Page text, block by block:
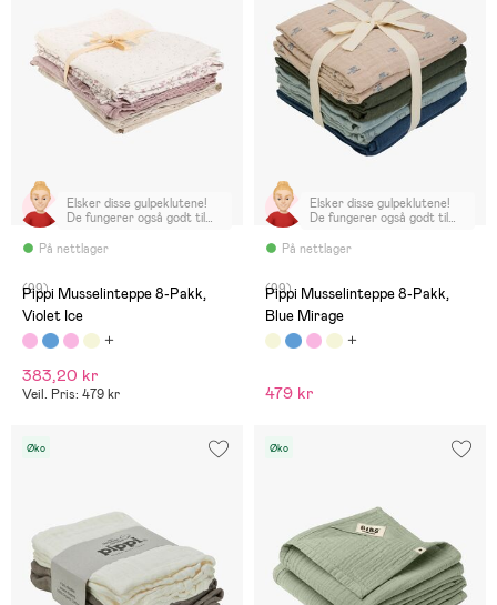
På nettlager
Elsker disse gulpeklutene!
De fungerer også godt til
Anbefales!
(99)
Pippi Musselinteppe 8-Pakk,
Violet Ice
383,20 kr
Veil. Pris: 479 kr
På nettlager
Elsker disse gulpeklutene!
De fungerer også godt til
Anbefales!
(99)
Pippi Musselinteppe 8-Pakk,
Blue Mirage
479 kr
Øko Øko